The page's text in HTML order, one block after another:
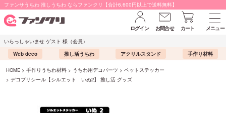
ファンサうちわ 推しうちわ ならファンクリ【合計6,600円以上で送料無料】
ログイン お問合せ カート
メニュー
いらっしゃいませ ゲスト 様（会員）
Web deco
推し活うちわ アクリルスタンド 手作り材料
HOME 手作りうちわ材料 うちわ用デコパーツ
ペットステッカー
デコプリシール【シルエット いぬ2】 推し活 グッズ